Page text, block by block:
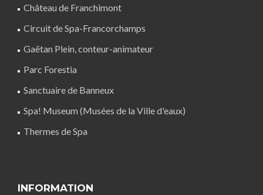
Château de Franchimont
Circuit de Spa-Francorchamps
Gaëtan Plein, conteur-animateur
Parc Forestia
Sanctuaire de Banneux
Spa! Museum (Musées de la Ville d'eaux)
Thermes de Spa
INFORMATION